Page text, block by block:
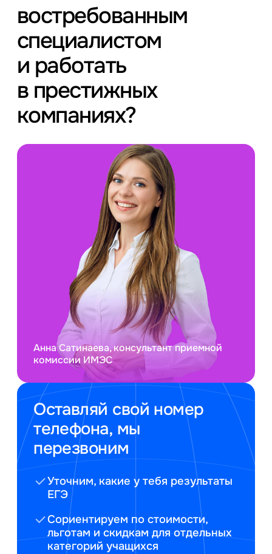
востребованным
специалистом
и работать
в престижных
компаниях?
Оставляй свой номер
телефона, мы
перезвоним
Уточним, какие у тебя результаты
ЕГЭ
Сориентируем по стоимости,
льготам и скидкам для отдельных
категорий учащихся
Анна Сатинаева, консультант приемной
комиссии ИМЭС